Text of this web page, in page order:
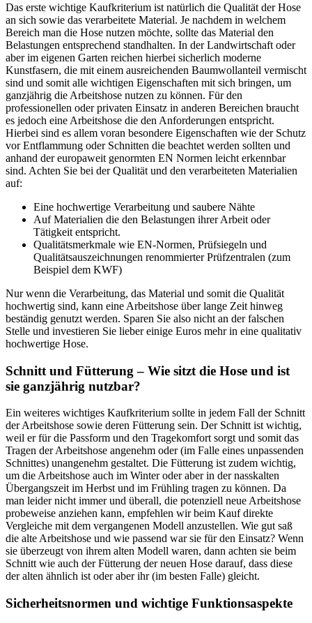
Das erste wichtige Kaufkriterium ist natürlich die Qualität der Hose
an sich sowie das verarbeitete Material. Je nachdem in welchem
Bereich man die Hose nutzen möchte, sollte das Material den
Belastungen entsprechend standhalten. In der Landwirtschaft oder
aber im eigenen Garten reichen hierbei sicherlich moderne
Kunstfasern, die mit einem ausreichenden Baumwollanteil vermischt
sind und somit alle wichtigen Eigenschaften mit sich bringen, um
ganzjährig die Arbeitshose nutzen zu können. Für den
professionellen oder privaten Einsatz in anderen Bereichen braucht
es jedoch eine Arbeitshose die den Anforderungen entspricht.
Hierbei sind es allem voran besondere Eigenschaften wie der Schutz
vor Entflammung oder Schnitten die beachtet werden sollten und
anhand der europaweit genormten EN Normen leicht erkennbar
sind. Achten Sie bei der Qualität und den verarbeiteten Materialien
auf:
Eine hochwertige Verarbeitung und saubere Nähte
Auf Materialien die den Belastungen ihrer Arbeit oder
Tätigkeit entspricht.
Qualitätsmerkmale wie EN-Normen, Prüfsiegeln und
Qualitätsauszeichnungen renommierter Prüfzentralen (zum
Beispiel dem KWF)
Nur wenn die Verarbeitung, das Material und somit die Qualität
hochwertig sind, kann eine Arbeitshose über lange Zeit hinweg
beständig genutzt werden. Sparen Sie also nicht an der falschen
Stelle und investieren Sie lieber einige Euros mehr in eine qualitativ
hochwertige Hose.
Schnitt und Fütterung – Wie sitzt die Hose und ist
sie ganzjährig nutzbar?
Ein weiteres wichtiges Kaufkriterium sollte in jedem Fall der Schnitt
der Arbeitshose sowie deren Fütterung sein. Der Schnitt ist wichtig,
weil er für die Passform und den Tragekomfort sorgt und somit das
Tragen der Arbeitshose angenehm oder (im Falle eines unpassenden
Schnittes) unangenehm gestaltet. Die Fütterung ist zudem wichtig,
um die Arbeitshose auch im Winter oder aber in der nasskalten
Übergangszeit im Herbst und im Frühling tragen zu können. Da
man leider nicht immer und überall, die potenziell neue Arbeitshose
probeweise anziehen kann, empfehlen wir beim Kauf direkte
Vergleiche mit dem vergangenen Modell anzustellen. Wie gut saß
die alte Arbeitshose und wie passend war sie für den Einsatz? Wenn
sie überzeugt von ihrem alten Modell waren, dann achten sie beim
Schnitt wie auch der Fütterung der neuen Hose darauf, dass diese
der alten ähnlich ist oder aber ihr (im besten Falle) gleicht.
Sicherheitsnormen und wichtige Funktionsaspekte